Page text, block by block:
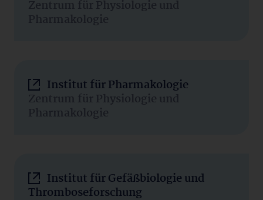
Zentrum für Physiologie und
Pharmakologie
Institut für Pharmakologie
Zentrum für Physiologie und
Pharmakologie
Institut für Gefäßbiologie und
Thromboseforschung